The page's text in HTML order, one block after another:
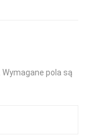
Wymagane pola są